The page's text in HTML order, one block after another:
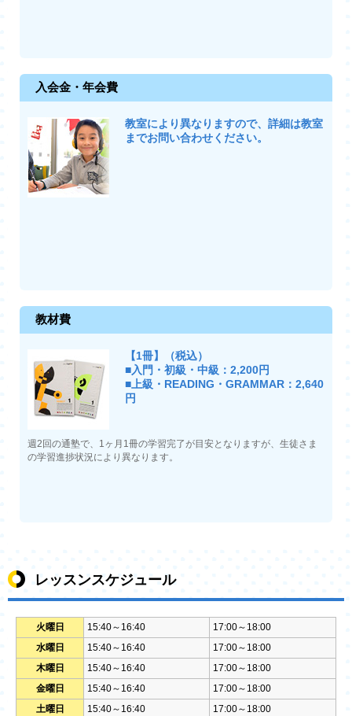
入会金・年会費
教室により異なりますので、詳細は教室
までお問い合わせください。
教材費
【1冊】（税込）
■入門・初級・中級：2,200円
■上級・READING・GRAMMAR：2,640
円
週2回の通塾で、1ヶ月1冊の学習完了が目安となりますが、生徒さま
の学習進捗状況により異なります。
レッスンスケジュール
火曜日 15:40～16:40
17:00～18:00
水曜日
15:40～16:40
17:00～18:00
木曜日
15:40～16:40
17:00～18:00
金曜日
15:40～16:40
17:00～18:00
土曜日
15:40～16:40 17:00～18:00